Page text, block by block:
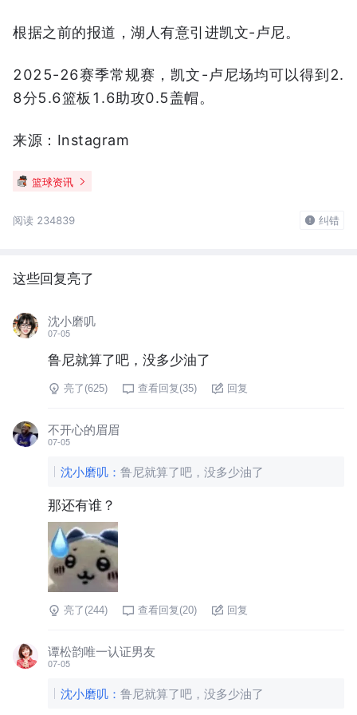
根据之前的报道，湖人有意引进凯文-卢尼。
2025-26赛季常规赛，凯文-卢尼场均可以得到2.
8分5.6篮板1.6助攻0.5盖帽。
来源：Instagram
篮球资讯
阅读 234839 纠错
这些回复亮了
沈小磨叽
07-05
鲁尼就算了吧，没多少油了
亮了(625) 查看回复(35) 回复
不开心的眉眉
07-05
沈小磨叽 ： 鲁尼就算了吧，没多少油了
那还有谁？
亮了(244) 查看回复(20) 回复
谭松韵唯一认证男友
07-05
沈小磨叽 ： 鲁尼就算了吧，没多少油了